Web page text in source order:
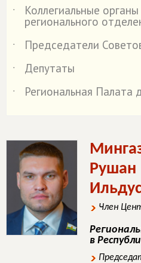
˙ Коллегиальные
регионального
˙
Председатели
˙
Депутаты
˙
Региональная Палата
Рушан
Член
в